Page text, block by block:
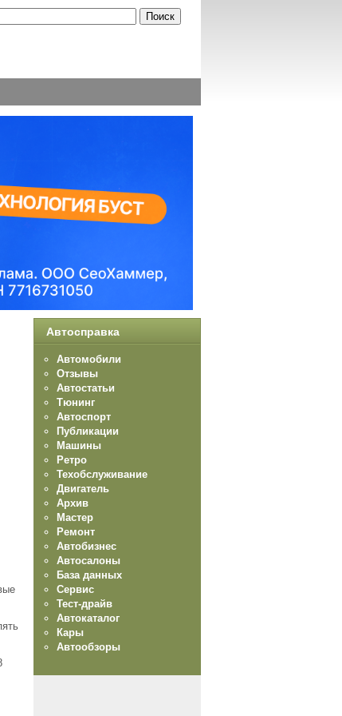
Автосправка
Автомобили
Отзывы
Автостатьи
Тюнинг
Автоспорт
Публикации
Машины
Ретро
Техобслуживание
Двигатель
Архив
Мастер
Ремонт
Автобизнес
Автосалоны
База данных
Сервис
Тест-драйв
Автокаталог
Кары
Автообзоры